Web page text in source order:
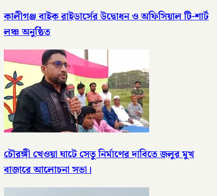
কালীগঞ্জ বাইক রাইডার্সের উদ্বোধন ও অফিসিয়াল টি-শার্ট
লঞ্চ অনুষ্ঠিত
চৌরঙ্গী খেওয়া ঘাটে সেতু নির্মাণের দাবিতে জলুর মুখ
বাজারে আলোচনা সভা।